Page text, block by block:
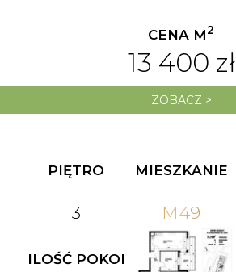
CENA M2
13 400 zł
ZOBACZ >
PIĘTRO
3
MIESZKANIE
M49
ILOŚĆ POKOI